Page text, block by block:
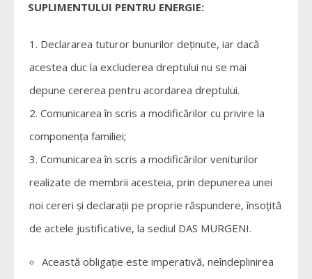
SUPLIMENTULUI PENTRU ENERGIE:
Declararea tuturor bunurilor deţinute, iar dacă
acestea duc la excluderea dreptului nu se mai
depune cererea pentru acordarea dreptului.
Comunicarea în scris a modificărilor cu privire la
componenţa familiei;
Comunicarea în scris a modificărilor veniturilor
realizate de membrii acesteia, prin depunerea unei
noi cereri şi declaraţii pe proprie răspundere, însoţită
de actele justificative, la sediul DAS MURGENI.
Această obligaţie este imperativă, neîndeplinirea